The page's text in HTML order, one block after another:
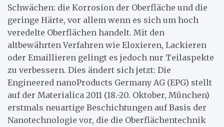
Schwächen: die Korrosion der Oberfläche und die
geringe Härte, vor allem wenn es sich um hoch
veredelte Oberflächen handelt. Mit den
altbewährten Verfahren wie Eloxieren, Lackieren
oder Emaillieren gelingt es jedoch nur Teilaspekte
zu verbessern. Dies ändert sich jetzt: Die
Engineered nanoProducts Germany AG (EPG) stellt
auf der Materialica 2011 (18.-20. Oktober, München)
erstmals neuartige Beschichtungen auf Basis der
Nanotechnologie vor, die die Oberflächentechnik